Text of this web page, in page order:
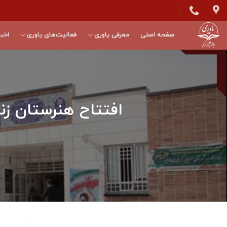
Skip
to
content
صفحه اصلی معرفی یاوری فعالیت‌های یاوری